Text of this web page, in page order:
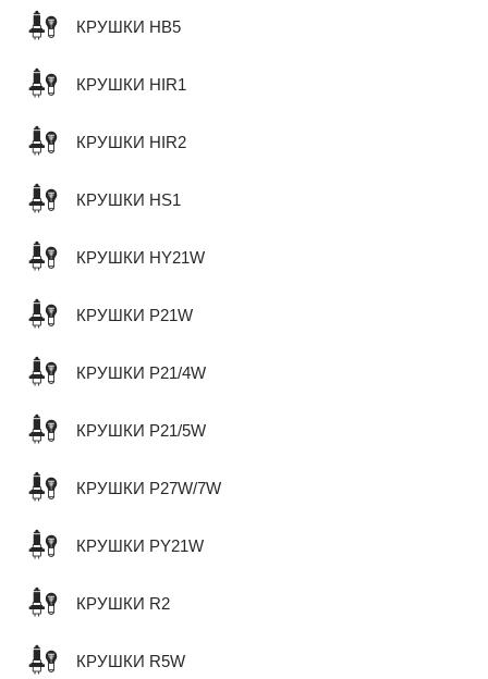
КРУШКИ HB5
КРУШКИ HIR1
КРУШКИ HIR2
КРУШКИ HS1
КРУШКИ HY21W
КРУШКИ P21W
КРУШКИ P21/4W
КРУШКИ P21/5W
КРУШКИ P27W/7W
КРУШКИ PY21W
КРУШКИ R2
КРУШКИ R5W